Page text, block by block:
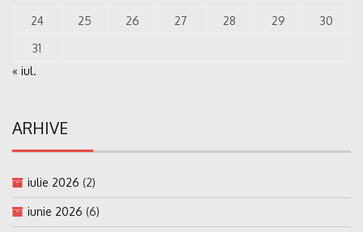
24
25 26 27 28 29
30
31
« iul.
ARHIVE
iulie 2026 (2)
iunie 2026 (6)